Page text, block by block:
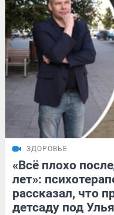
ЗДОРОВЬЕ
«Всё плохо
лет»:
рассказал, что
детсаду под